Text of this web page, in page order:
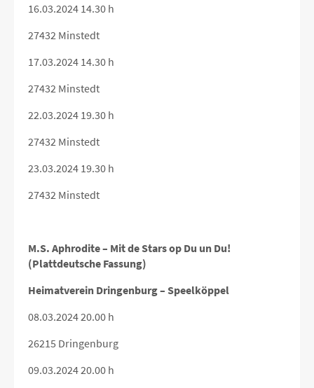
16.03.2024 14.30 h
27432 Minstedt
17.03.2024 14.30 h
27432 Minstedt
22.03.2024 19.30 h
27432 Minstedt
23.03.2024 19.30 h
27432 Minstedt
M.S. Aphrodite – Mit de Stars op Du un Du!
(Plattdeutsche Fassung)
Heimatverein Dringenburg – Speelköppel
08.03.2024 20.00 h
26215 Dringenburg
09.03.2024 20.00 h